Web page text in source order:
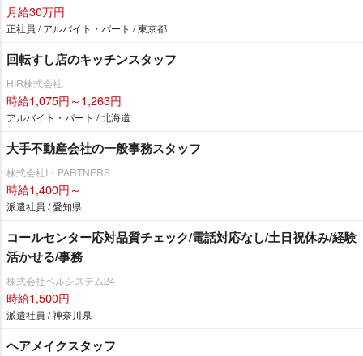
月給30万円
正社員 / アルバイト・パート / 東京都
回転すし店のキッチンスタッフ
HIR株式会社
時給1,075円～1,263円
アルバイト・パート / 北海道
大手不動産会社の一般事務スタッフ
株式会社I・PARTNERS
時給1,400円～
派遣社員 / 愛知県
コールセンター応対品質チェック/電話対応なし/土日祝休み/経験
活かせる/事務
株式会社ベルシステム24
時給1,500円
派遣社員 / 神奈川県
ヘアメイクスタッフ